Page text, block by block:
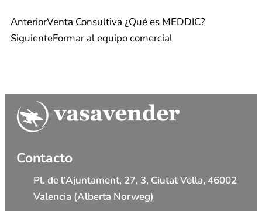
AnteriorVenta Consultiva ¿Qué es MEDDIC?
SiguienteFormar al equipo comercial
Contacto
Pl. de l'Ajuntament, 27, 3, Ciutat Vella, 46002
Valencia (Alberta Norweg)